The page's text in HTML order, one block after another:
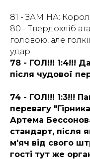
81 - ЗАМІНА:
80 - Твердохліб
головою, але
удар.
78 - ГОЛ!!! 1:4!!!
після чудової
74 - ГОЛ!!! 1:3!!!
перевагу
Артема
стандарт, після
м'яч від свого
гості тут же